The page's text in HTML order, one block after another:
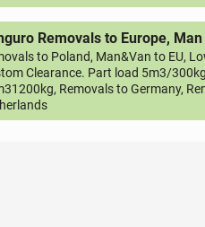
Removals to Europe, Man
to Poland, Man&Van to EU,
Clearance. Part load 5m3/
Removals to Germany,